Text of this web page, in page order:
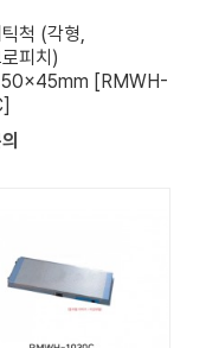
척 (각형,
피치)
[RMWH-